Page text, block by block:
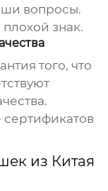
вопросы.
знак.
того, что
из Китая